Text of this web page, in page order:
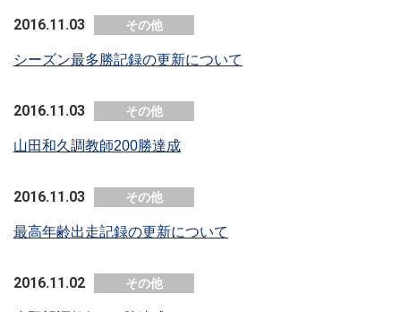
2016.11.03 その他
シーズン最多勝記録の更新について
2016.11.03 その他
山田和久調教師200勝達成
2016.11.03 その他
最高年齢出走記録の更新について
2016.11.02 その他